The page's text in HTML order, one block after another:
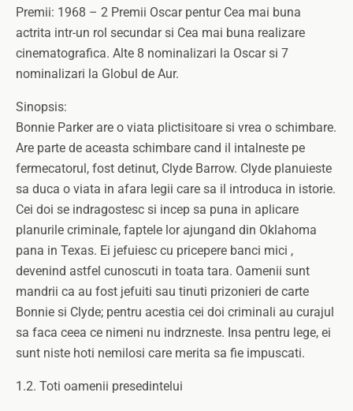
Premii: 1968 – 2 Premii Oscar pentur Cea mai buna
actrita intr-un rol secundar si Cea mai buna realizare
cinematografica. Alte 8 nominalizari la Oscar si 7
nominalizari la Globul de Aur.
Sinopsis:
Bonnie Parker are o viata plictisitoare si vrea o schimbare.
Are parte de aceasta schimbare cand il intalneste pe
fermecatorul, fost detinut, Clyde Barrow. Clyde planuieste
sa duca o viata in afara legii care sa il introduca in istorie.
Cei doi se indragostesc si incep sa puna in aplicare
planurile criminale, faptele lor ajungand din Oklahoma
pana in Texas. Ei jefuiesc cu pricepere banci mici ,
devenind astfel cunoscuti in toata tara. Oamenii sunt
mandrii ca au fost jefuiti sau tinuti prizonieri de carte
Bonnie si Clyde; pentru acestia cei doi criminali au curajul
sa faca ceea ce nimeni nu indrzneste. Insa pentru lege, ei
sunt niste hoti nemilosi care merita sa fie impuscati.
1.2. Toti oamenii presedintelui